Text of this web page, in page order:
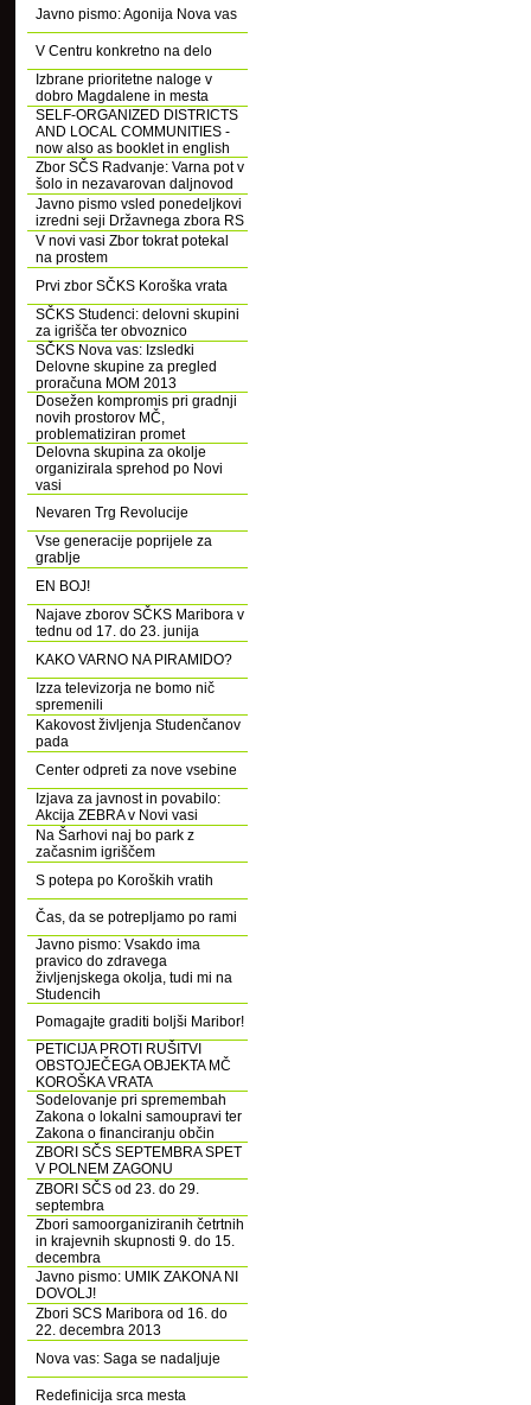
Javno pismo: Agonija Nova vas
V Centru konkretno na delo
Izbrane prioritetne naloge v
dobro Magdalene in mesta
SELF-ORGANIZED DISTRICTS
AND LOCAL COMMUNITIES -
now also as booklet in english
Zbor SČS Radvanje: Varna pot v
šolo in nezavarovan daljnovod
Javno pismo vsled ponedeljkovi
izredni seji Državnega zbora RS
V novi vasi Zbor tokrat potekal
na prostem
Prvi zbor SČKS Koroška vrata
SČKS Studenci: delovni skupini
za igrišča ter obvoznico
SČKS Nova vas: Izsledki
Delovne skupine za pregled
proračuna MOM 2013
Dosežen kompromis pri gradnji
novih prostorov MČ,
problematiziran promet
Delovna skupina za okolje
organizirala sprehod po Novi
vasi
Nevaren Trg Revolucije
Vse generacije poprijele za
grablje
EN BOJ!
Najave zborov SČKS Maribora v
tednu od 17. do 23. junija
KAKO VARNO NA PIRAMIDO?
Izza televizorja ne bomo nič
spremenili
Kakovost življenja Studenčanov
pada
Center odpreti za nove vsebine
Izjava za javnost in povabilo:
Akcija ZEBRA v Novi vasi
Na Šarhovi naj bo park z
začasnim igriščem
S potepa po Koroških vratih
Čas, da se potrepljamo po rami
Javno pismo: Vsakdo ima
pravico do zdravega
življenjskega okolja, tudi mi na
Studencih
Pomagajte graditi boljši Maribor!
PETICIJA PROTI RUŠITVI
OBSTOJEČEGA OBJEKTA MČ
KOROŠKA VRATA
Sodelovanje pri spremembah
Zakona o lokalni samoupravi ter
Zakona o financiranju občin
ZBORI SČS SEPTEMBRA SPET
V POLNEM ZAGONU
ZBORI SČS od 23. do 29.
septembra
Zbori samoorganiziranih četrtnih
in krajevnih skupnosti 9. do 15.
decembra
Javno pismo: UMIK ZAKONA NI
DOVOLJ!
Zbori SCS Maribora od 16. do
22. decembra 2013
Nova vas: Saga se nadaljuje
Redefinicija srca mesta